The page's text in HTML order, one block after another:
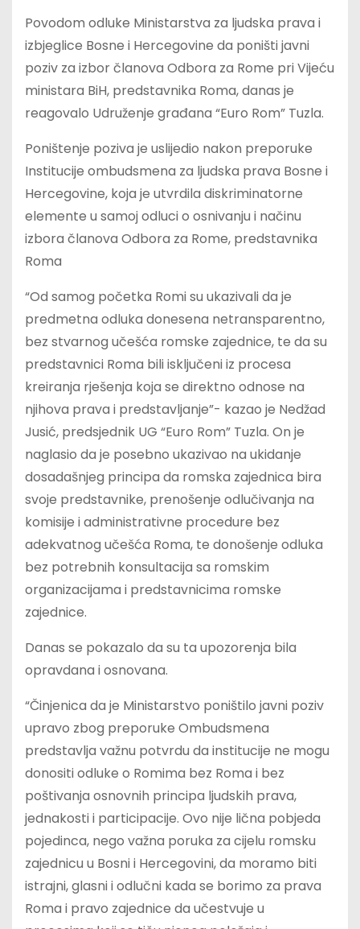
Povodom odluke Ministarstva za ljudska prava i
izbjeglice Bosne i Hercegovine da poništi javni
poziv za izbor članova Odbora za Rome pri Vijeću
ministara BiH, predstavnika Roma, danas je
reagovalo Udruženje građana “Euro Rom” Tuzla.
Poništenje poziva je uslijedio nakon preporuke
Institucije ombudsmena za ljudska prava Bosne i
Hercegovine, koja je utvrdila diskriminatorne
elemente u samoj odluci o osnivanju i načinu
izbora članova Odbora za Rome, predstavnika
Roma
“Od samog početka Romi su ukazivali da je
predmetna odluka donesena netransparentno,
bez stvarnog učešća romske zajednice, te da su
predstavnici Roma bili isključeni iz procesa
kreiranja rješenja koja se direktno odnose na
njihova prava i predstavljanje”- kazao je Nedžad
Jusić, predsjednik UG “Euro Rom” Tuzla. On je
naglasio da je posebno ukazivao na ukidanje
dosadašnjeg principa da romska zajednica bira
svoje predstavnike, prenošenje odlučivanja na
komisije i administrativne procedure bez
adekvatnog učešća Roma, te donošenje odluka
bez potrebnih konsultacija sa romskim
organizacijama i predstavnicima romske
zajednice.
Danas se pokazalo da su ta upozorenja bila
opravdana i osnovana.
“Činjenica da je Ministarstvo poništilo javni poziv
upravo zbog preporuke Ombudsmena
predstavlja važnu potvrdu da institucije ne mogu
donositi odluke o Romima bez Roma i bez
poštivanja osnovnih principa ljudskih prava,
jednakosti i participacije. Ovo nije lična pobjeda
pojedinca, nego važna poruka za cijelu romsku
zajednicu u Bosni i Hercegovini, da moramo biti
istrajni, glasni i odlučni kada se borimo za prava
Roma i pravo zajednice da učestvuje u